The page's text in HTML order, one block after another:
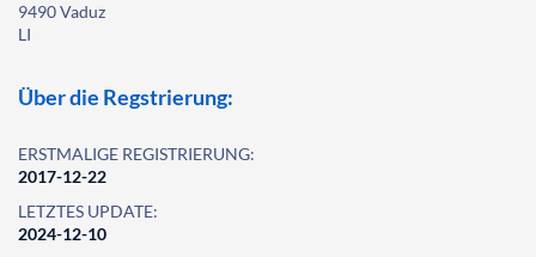
9490 Vaduz
LI
Über die Regstrierung:
ERSTMALIGE REGISTRIERUNG:
2017-12-22
LETZTES UPDATE:
2024-12-10